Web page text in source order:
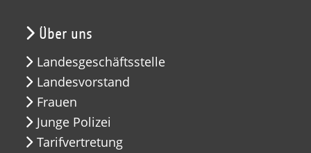
Über uns
Landesgeschäftsstelle
Landesvorstand
Frauen
Junge Polizei
Tarifvertretung